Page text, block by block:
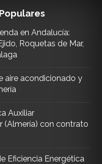
en Andalucía:
Roquetas de Mar,
aire acondicionado y
Auxiliar
(Almería) con contrato
Eficiencia Energética